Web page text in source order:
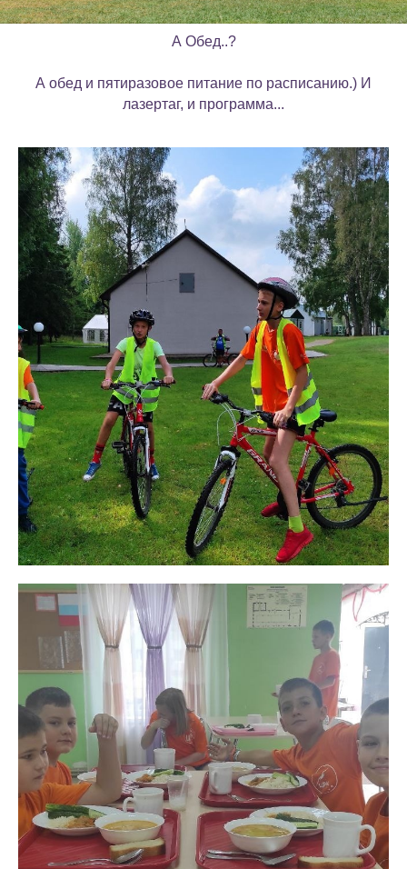
А Обед..?
А обед и пятиразовое питание по расписанию.) И
лазертаг, и программа...